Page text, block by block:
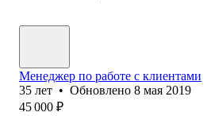
Менеджер по работе с клиентами
35 лет • Обновлено 8 мая 2019
45 000 ₽